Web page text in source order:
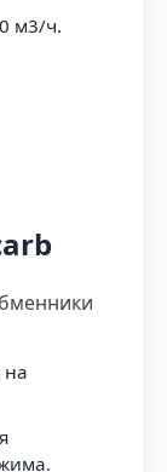
м3/ч.
на